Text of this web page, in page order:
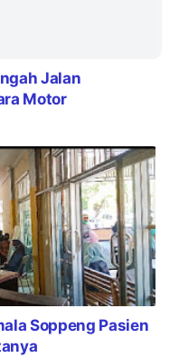
Jalan
Motor
Soppeng Pasien